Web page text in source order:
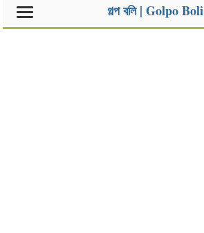
গল্প বলি | Golpo Boli